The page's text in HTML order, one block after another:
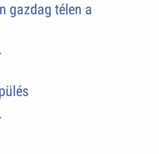
gazdag télen a